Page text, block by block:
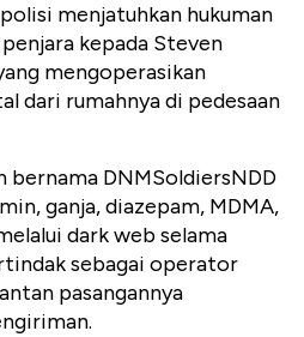
menjatuhkan hukuman
kepada Steven
mengoperasikan
dari rumahnya di pedesaan
bernama DNMSoldiersNDD
ganja, diazepam, MDMA,
dark web selama
sebagai operator
pasangannya